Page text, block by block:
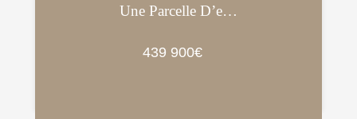
Une Parcelle D’e…
439 900€